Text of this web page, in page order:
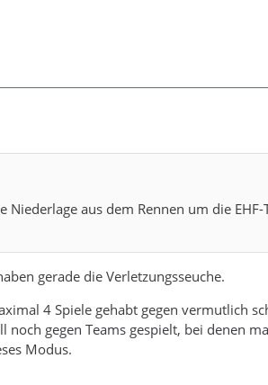
aus dem Rennen um die
gerade die Verletzungsseuche.
4 Spiele gehabt gegen vermutlich
gegen Teams gespielt, bei denen
Modus.